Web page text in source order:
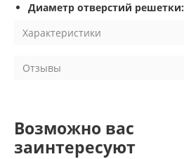
Диаметр отверстий решетки:
Характеристики
Отзывы
Возможно вас
заинтересуют